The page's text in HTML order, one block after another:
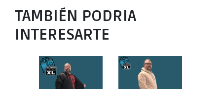
TAMBIÉN PODRIA
INTERESARTE